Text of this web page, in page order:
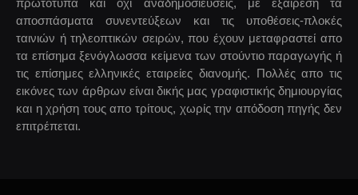
αποσπάσματα συνεντεύξεων και τις υποθέσεις-πλοκές
ταινιών ή τηλεοπτικών σειρών, που έχουν μεταφραστεί απο
τα επίσημα ξενόγλωσσα κείμενα των στούντιο παραγωγής ή
τις επίσημες ελληνικές εταιρείες διανομής. Πολλές απο τις
εικόνες των άρθρων είναι δικής μας γραφιστικής δημιουργίας
και η χρήση τους απο τρίτους, χωρίς την απόδοση πηγής δεν
επιτρέπεται.